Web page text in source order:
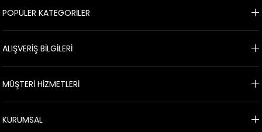
POPÜLER KATEGORİLER
ALIŞVERİŞ BİLGİLERİ
MÜŞTERİ HİZMETLERİ
KURUMSAL